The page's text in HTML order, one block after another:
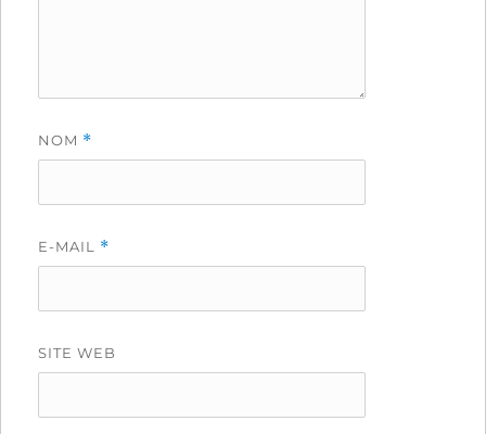
NOM *
E-MAIL *
SITE WEB